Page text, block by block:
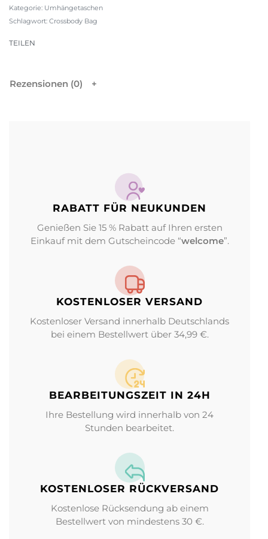
Kategorie: Umhängetaschen
Schlagwort: Crossbody Bag
TEILEN
Rezensionen (0)
RABATT FÜR NEUKUNDEN
Genießen Sie 15 % Rabatt auf Ihren ersten
Einkauf mit dem Gutscheincode “welcome”.
KOSTENLOSER VERSAND
Kostenloser Versand innerhalb Deutschlands
bei einem Bestellwert über 34,99 €.
BEARBEITUNGS­ZEIT IN 24H
Ihre Bestellung wird innerhalb von 24
Stunden bearbeitet.
KOSTENLOSER RÜCKVERSAND
Kostenlose Rücksendung ab einem
Bestellwert von mindestens 30 €.